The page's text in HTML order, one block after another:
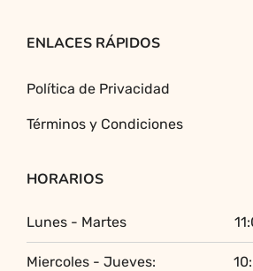
ENLACES RÁPIDOS
Política de Privacidad
Términos y Condiciones
HORARIOS
Lunes - Martes
Miercoles - Jueves: